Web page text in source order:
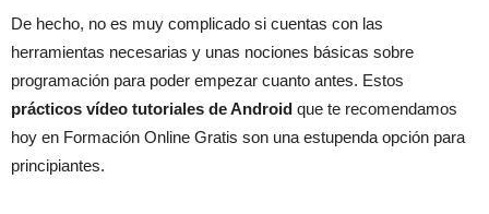
De hecho, no es muy complicado si cuentas con las
herramientas necesarias y unas nociones básicas sobre
programación para poder empezar cuanto antes. Estos
prácticos vídeo tutoriales de Android que te recomendamos
hoy en Formación Online Gratis son una estupenda opción para
principiantes.